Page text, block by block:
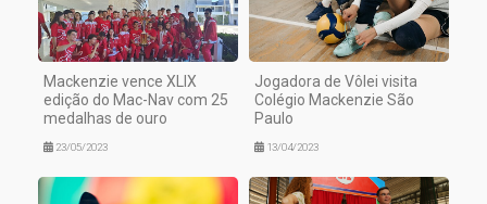
Mackenzie vence XLIX
edição do Mac-Nav com 25
medalhas de ouro
23/05/2023
Jogadora de Vôlei visita
Colégio Mackenzie São
Paulo
13/04/2023